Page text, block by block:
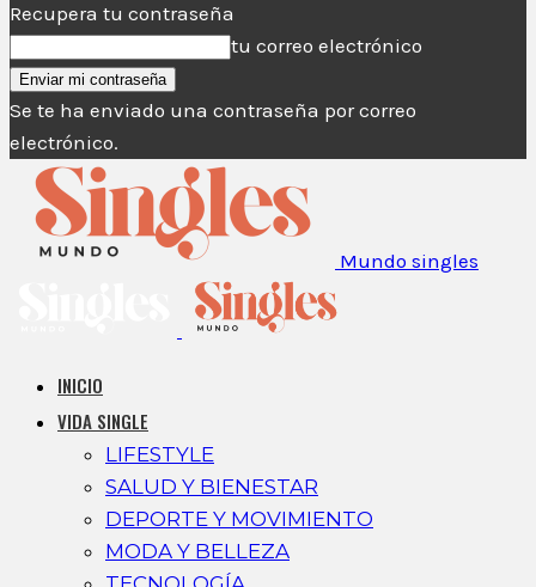
Recupera tu contraseña
tu correo electrónico
Se te ha enviado una contraseña por correo
electrónico.
Mundo singles
INICIO
VIDA SINGLE
LIFESTYLE
SALUD Y BIENESTAR
DEPORTE Y MOVIMIENTO
MODA Y BELLEZA